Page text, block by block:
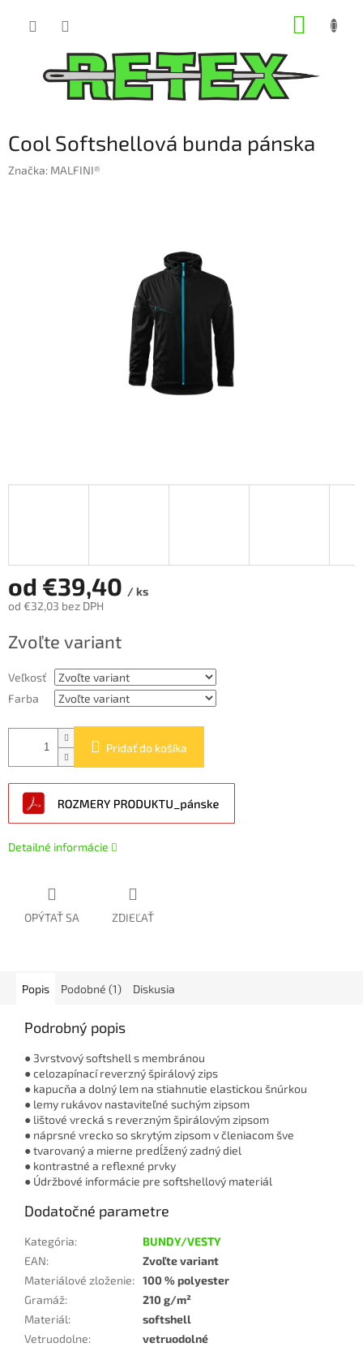
Cool Softshellová bunda pánska
Značka: MALFINI®
od €39,40 / ks
od €32,03 bez DPH
cena:
Zvoľte variant
Veľkosť
Farba
Pridať do košíka
Detailné informácie
OPÝTAŤ SA ZDIEĽAŤ
Popis Podobné (1) Diskusia
Podrobný popis
● 3vrstvový softshell s membránou
● celozapínací reverzný špirálový zips
● kapucňa a dolný lem na stiahnutie elastickou šnúrkou
● lemy rukávov nastaviteľné suchým zipsom
● lištové vrecká s reverzným špirálovým zipsom
● náprsné vrecko so skrytým zipsom v členiacom šve
● tvarovaný a mierne predĺžený zadný diel
● kontrastné a reflexné prvky
● Údržbové informácie pre softshellový materiál
Dodatočné parametre
Kategória:
BUNDY/VESTY
EAN:
Zvoľte variant
Materiálové zloženie: 100 % polyester
Gramáž:
210 g/m²
Materiál:
softshell
Vetruodolne:
vetruodolné